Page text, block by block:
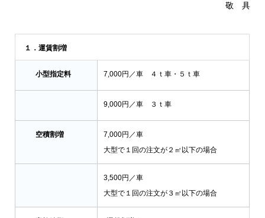
敬 具
１．運賃割増
小型指定料 7,000円／車 ４ｔ車・５ｔ車
9,000円／車 ３ｔ車
空積割増
7,000円／車
大型で１回の注文が２㎥以下の場合
3,500円／車
大型で１回の注文が３㎥以下の場合